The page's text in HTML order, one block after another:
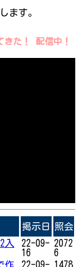
ます。
た！ 配信中！
掲示日 照会
入
22-09-
16
2072
6
作
22-09- 1478